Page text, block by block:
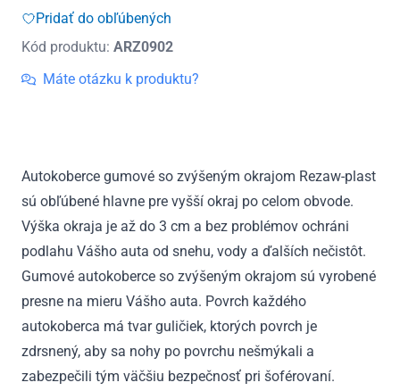
gumové
zvýšeným
okrajom
vrátane
HEV
od
2015
Pridať do obľúbených
Kód produktu: ARZ0902
Máte otázku k produktu?
Autokoberce gumové so zvýšeným okrajom Rezaw-plast
sú obľúbené hlavne pre vyšší okraj po celom obvode.
Výška okraja je až do 3 cm a bez problémov ochráni
podlahu Vášho auta od snehu, vody a ďalších nečistôt.
Gumové autokoberce so zvýšeným okrajom sú vyrobené
presne na mieru Vášho auta. Povrch každého
autokoberca má tvar guličiek, ktorých povrch je
zdrsnený, aby sa nohy po povrchu nešmýkali a
zabezpečili tým väčšiu bezpečnosť pri šoférovaní.